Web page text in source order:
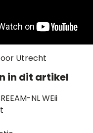
Utrecht
in dit artikel
NLWEii